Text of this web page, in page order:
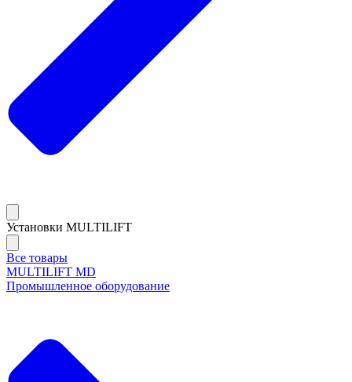
Установки MULTILIFT
Все товары
MULTILIFT MD
Промышленное оборудование